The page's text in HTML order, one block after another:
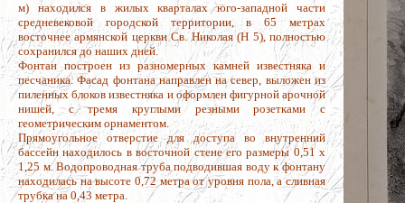
м) находился в жилых кварталах юго-западной части
средневековой городской территории, в 65 метрах
восточнее армянской церкви Св. Николая (Н 5), полностью
сохранился до наших дней.
Фонтан построен из разномерных камней известняка и
песчаника. Фасад фонтана направлен на север, выложен из
пиленных блоков известняка и оформлен фигурной арочной
нишей, с тремя круглыми резными розетками с
геометрическим орнаментом.
Прямоугольное отверстие для доступа во внутренний
бассейн находилось в восточной стене его размеры 0,51 х
1,25 м. Водопроводная труба подводившая воду к фонтану
находилась на высоте 0,72 метра от уровня пола, а сливная
трубка на 0,43 метра.